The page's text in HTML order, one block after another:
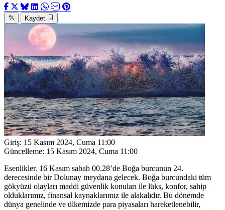
Kaydet
Giriş: 15 Kasım 2024, Cuma 11:00
Güncelleme: 15 Kasım 2024, Cuma 11:00
Esenlikler. 16 Kasım sabah 00.28’de Boğa burcunun 24.
derecesinde bir Dolunay meydana gelecek. Boğa burcundaki tüm
gökyüzü olayları maddi güvenlik konuları ile lüks, konfor, sahip
olduklarımız, finansal kaynaklarımız ile alakalıdır. Bu dönemde
dünya genelinde ve ülkemizde para piyasaları hareketlenebilir,